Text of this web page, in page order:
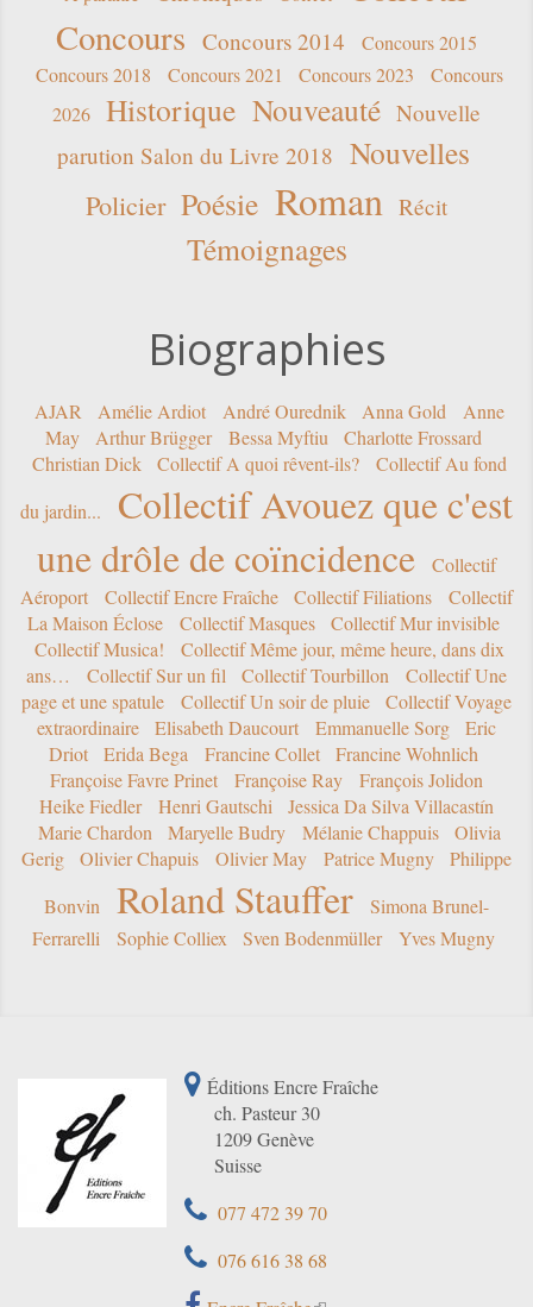
Concours Concours 2014
Concours 2015
Concours 2018
Concours 2021 Concours 2023
Concours
2026
Historique Nouveauté Nouvelle
parution Salon du Livre 2018 Nouvelles
Policier Poésie Roman Récit
Témoignages
Biographies
AJAR Amélie Ardiot André Ourednik Anna Gold
Anne
May
Arthur Brügger Bessa Myftiu
Charlotte Frossard
Christian Dick
Collectif A quoi rêvent-ils?
Collectif Au fond
du jardin...
Collectif Avouez que c'est
une drôle de coïncidence
Collectif
Aéroport
Collectif Encre Fraîche Collectif Filiations
Collectif
La Maison Éclose
Collectif Masques
Collectif Mur invisible
Collectif Musica!
Collectif Même jour, même heure, dans dix
ans…
Collectif Sur un fil Collectif Tourbillon
Collectif Une
page et une spatule
Collectif Un soir de pluie
Collectif Voyage
extraordinaire
Elisabeth Daucourt Emmanuelle Sorg
Eric
Driot
Erida Bega Francine Collet
Francine Wohnlich
Françoise Favre Prinet
Françoise Ray
François Jolidon
Heike Fiedler
Henri Gautschi
Jessica Da Silva Villacastín
Marie Chardon
Maryelle Budry Mélanie Chappuis
Olivia
Gerig
Olivier Chapuis Olivier May Patrice Mugny
Philippe
Bonvin
Roland Stauffer
Simona Brunel-
Ferrarelli
Sophie Colliex Sven Bodenmüller Yves Mugny
Éditions Encre Fraîche
ch. Pasteur 30
1209 Genève
Suisse
077 472 39 70
076 616 38 68